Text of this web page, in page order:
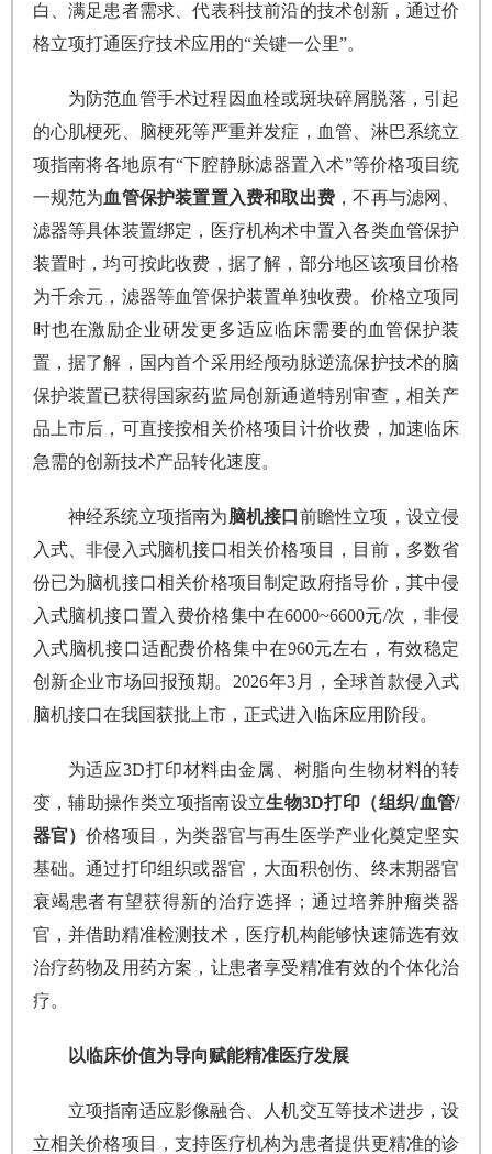
白、满足患者需求、代表科技前沿的技术创新，通过价
格立项打通医疗技术应用的“关键一公里”。
为防范血管手术过程因血栓或斑块碎屑脱落，引起
的心肌梗死、脑梗死等严重并发症，血管、淋巴系统立
项指南将各地原有“下腔静脉滤器置入术”等价格项目统
一规范为血管保护装置置入费和取出费 ，不再与滤网、
滤器等具体装置绑定，医疗机构术中置入各类血管保护
装置时，均可按此收费，据了解，部分地区该项目价格
为千余元，滤器等血管保护装置单独收费。价格立项同
时也在激励企业研发更多适应临床需要的血管保护装
置，据了解，国内首个采用经颅动脉逆流保护技术的脑
保护装置已获得国家药监局创新通道特别审查，相关产
品上市后，可直接按相关价格项目计价收费，加速临床
急需的创新技术产品转化速度。
神经系统立项指南为脑机接口 前瞻性立项，设立侵
入式、非侵入式脑机接口相关价格项目，目前，多数省
份已为脑机接口相关价格项目制定政府指导价，其中侵
入式脑机接口置入费价格集中在6000~6600元/次，非侵
入式脑机接口适配费价格集中在960元左右，有效稳定
创新企业市场回报预期。2026年3月，全球首款侵入式
脑机接口在我国获批上市，正式进入临床应用阶段。
为适应3D打印材料由金属、树脂向生物材料的转
变，辅助操作类立项指南设立生物3D打印（组织/血管/
器官）价格项目，为类器官与再生医学产业化奠定坚实
基础。通过打印组织或器官，大面积创伤、终末期器官
衰竭患者有望获得新的治疗选择；通过培养肿瘤类器
官，并借助精准检测技术，医疗机构能够快速筛选有效
治疗药物及用药方案，让患者享受精准有效的个体化治
疗。
以临床价值为导向赋能精准医疗发展
立项指南适应影像融合、人机交互等技术进步，设
立相关价格项目，支持医疗机构为患者提供更精准的诊